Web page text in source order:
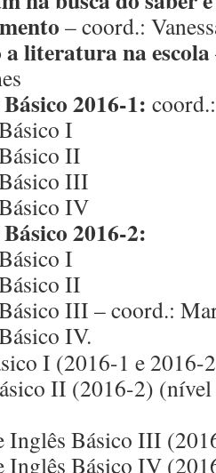
– coord.:
literatura na escola
2016-1:
I
II
III
IV
2016-2:
I
II
III – coord.:
IV.
I (2016-1 e 2016-
II (2016-2) (nível
Básico III
Básico IV